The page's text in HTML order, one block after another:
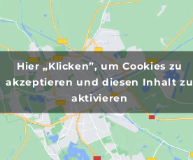
Hier „Klicken”, um Cookies zu
akzeptieren und diesen Inhalt zu
aktivieren